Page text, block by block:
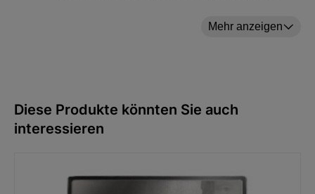
mit Liebe von Hand abgefüllt und verpackt
Kräutersalz, 40g
Frische Blüte - Kräutertee, 15g
Angaben zur Produktsicherheit:
Mehr anzeigen
Diese Produkte könnten Sie auch
interessieren